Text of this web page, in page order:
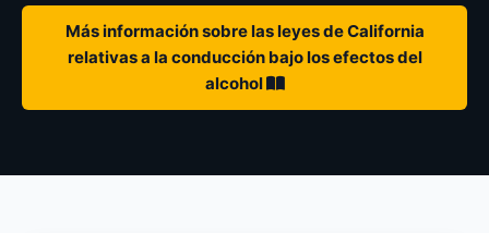
Más información sobre las leyes de California
relativas a la conducción bajo los efectos del
alcohol